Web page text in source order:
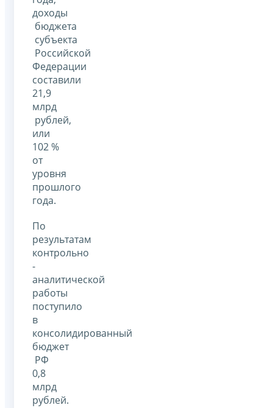
доходы
бюджета
субъекта
Российской
Федерации
составили
21,9
млрд
рублей,
или
102 %
от
уровня
прошлого
года.
По
результатам
контрольно
-
аналитической
работы
поступило
в
консолидированный
бюджет
РФ
0,8
млрд
рублей.